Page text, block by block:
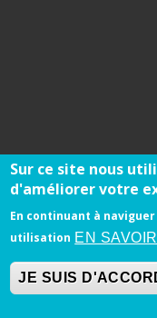
Sur ce site nous
d'améliorer votre
En continuant à
utilisation EN
JE SUIS